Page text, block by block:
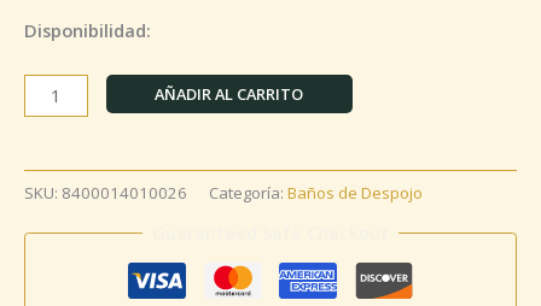
Disponibilidad:
AÑADIR AL CARRITO
SKU: 8400014010026 Categoría: Baños de Despojo